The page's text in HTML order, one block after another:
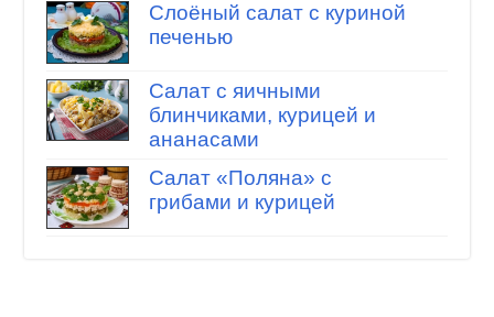
Слоёный салат с куриной
печенью
Салат с яичными
блинчиками, курицей и
ананасами
Салат «Поляна» с
грибами и курицей